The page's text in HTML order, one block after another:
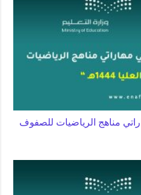
مناهج الرياضيات للصفوف